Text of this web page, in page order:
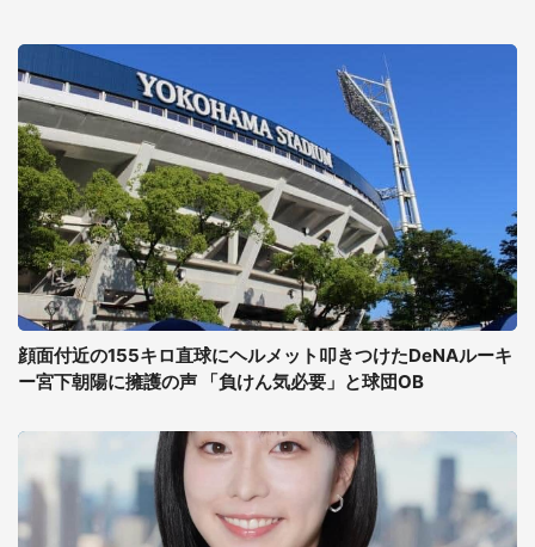
顔面付近の155キロ直球にヘルメット叩きつけたDeNAルーキ
ー宮下朝陽に擁護の声 「負けん気必要」と球団OB